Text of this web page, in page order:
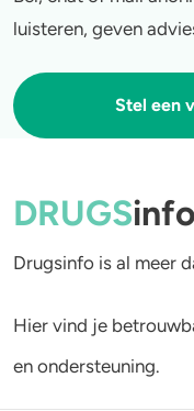
luisteren, geven
Stel een
DRUGSinfo
Drugsinfo is al meer
Hier vind je
en ondersteuning.